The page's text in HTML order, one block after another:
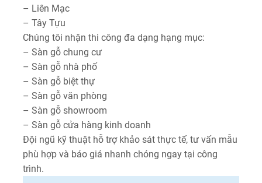
– Liên Mạc
– Tây Tựu
Chúng tôi nhận thi công đa dạng hạng mục:
– Sàn gỗ chung cư
– Sàn gỗ nhà phố
– Sàn gỗ biệt thự
– Sàn gỗ văn phòng
– Sàn gỗ showroom
– Sàn gỗ cửa hàng kinh doanh
Đội ngũ kỹ thuật hỗ trợ khảo sát thực tế, tư vấn mẫu
phù hợp và báo giá nhanh chóng ngay tại công
trình.